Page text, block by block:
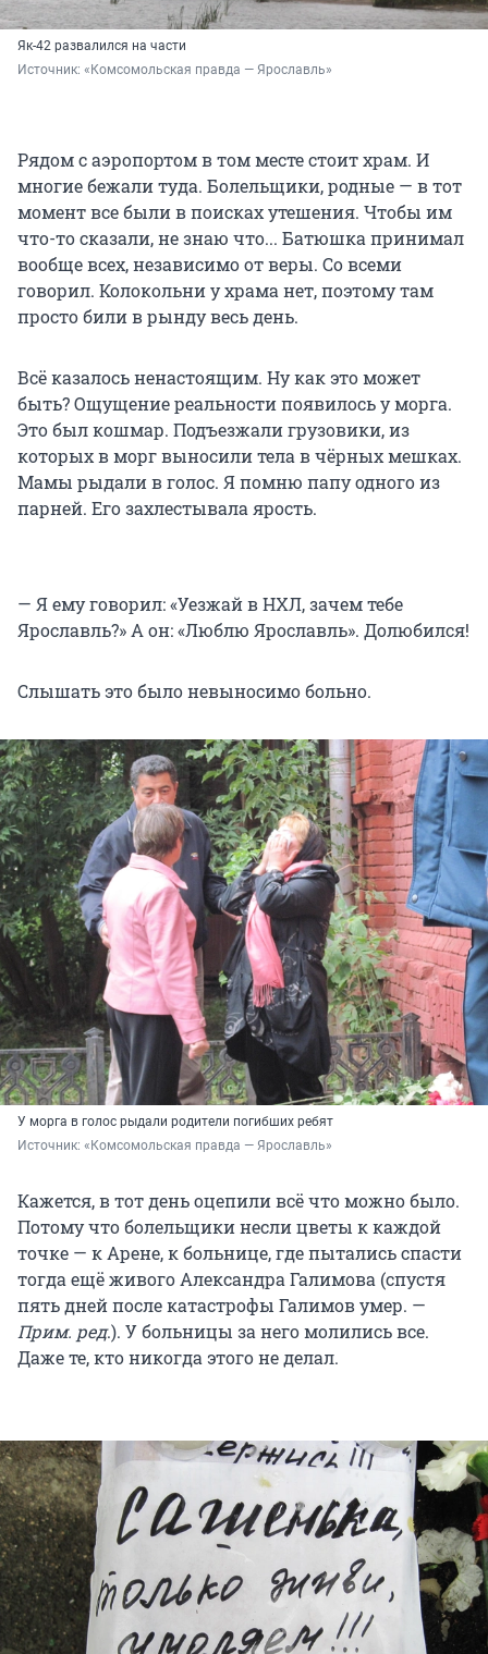
Як-42 развалился на части
Источник: «Комсомольская правда — Ярославль»
Рядом с аэропортом в том месте стоит храм. И
многие бежали туда. Болельщики, родные — в тот
момент все были в поисках утешения. Чтобы им
что-то сказали, не знаю что... Батюшка принимал
вообще всех, независимо от веры. Со всеми
говорил. Колокольни у храма нет, поэтому там
просто били в рынду весь день.
Всё казалось ненастоящим. Ну как это может
быть? Ощущение реальности появилось у морга.
Это был кошмар. Подъезжали грузовики, из
которых в морг выносили тела в чёрных мешках.
Мамы рыдали в голос. Я помню папу одного из
парней. Его захлестывала ярость.
— Я ему говорил: «Уезжай в НХЛ, зачем тебе
Ярославль?» А он: «Люблю Ярославль». Долюбился!
Слышать это было невыносимо больно.
У морга в голос рыдали родители погибших ребят
Источник: «Комсомольская правда — Ярославль»
Кажется, в тот день оцепили всё что можно было.
Потому что болельщики несли цветы к каждой
точке — к Арене, к больнице, где пытались спасти
тогда ещё живого Александра Галимова (спустя
пять дней после катастрофы Галимов умер. —
Прим. ред.). У больницы за него молились все.
Даже те, кто никогда этого не делал.